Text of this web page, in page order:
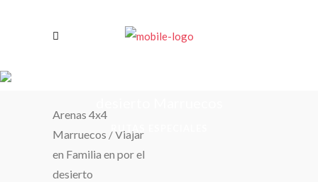
Arenas 4x4
Marruecos /Viajar
en Familia en por el
desierto